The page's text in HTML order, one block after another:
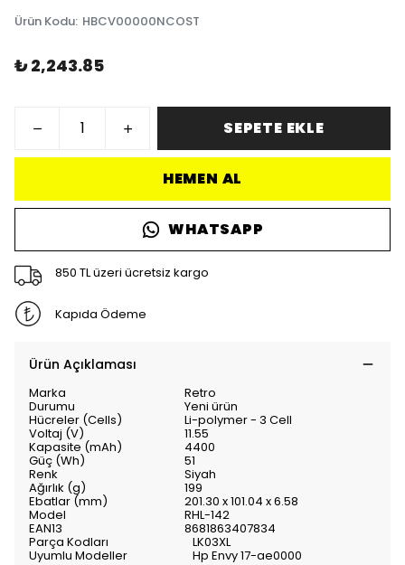
Ürün Kodu: HBCV00000NCOST
₺ 2,243.85
SEPETE EKLE
HEMEN AL
WHATSAPP
850 TL üzeri ücretsiz kargo
Kapıda Ödeme
Ürün Açıklaması
Marka Retro
Durumu Yeni ürün
Hücreler (Cells) Li-polymer - 3 Cell
Voltaj (V) 11.55
Kapasite (mAh) 4400
Güç (Wh) 51
Renk Siyah
Ağırlık (g) 199
Ebatlar (mm) 201.30 x 101.04 x 6.58
Model RHL-142
EAN13 8681863407834
Parça Kodları LK03XL
Uyumlu Modeller Hp Envy 17-ae0000